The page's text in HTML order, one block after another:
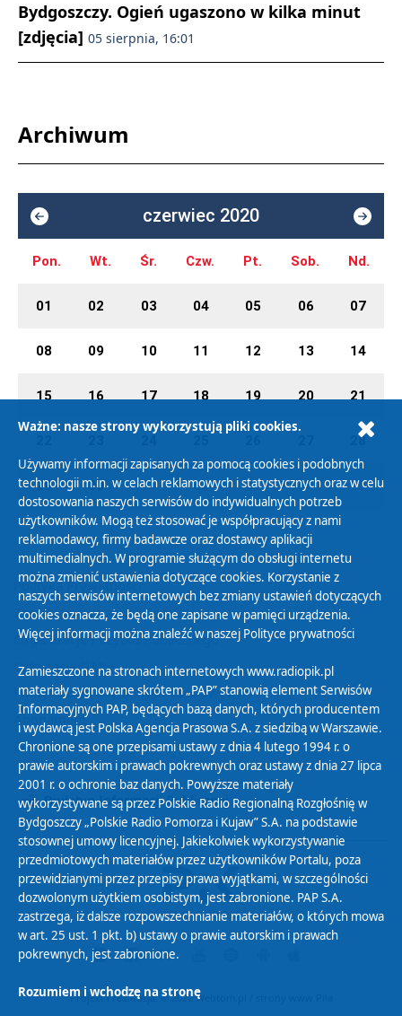
Bydgoszczy. Ogień ugaszono w kilka minut
[zdjęcia] 05 sierpnia, 16:01
Archiwum
czerwiec 2020
Pon. Wt. Śr. Czw. Pt. Sob. Nd.
01 02 03 04 05 06 07
08 09 10 11 12 13 14
15 16 17 18 19 20 21
28
29 30 01 02 03 04 05
Polityka Prywatności
Zasady korzystania z Serwisu
Organizacje Pożytku Publicznego
Cyfryzacja DAB+
Polityka ochrony danych osobowych
Abonament
Zamówienia publiczne
Biuletyn Informacji Publicznej
Projekt i realizacja: © 2022Webtom.pl
Ważne: nasze strony wykorzystują pliki cookies.
Używamy informacji zapisanych za pomocą cookies i podobnych
technologii m.in. w celach reklamowych i statystycznych oraz w celu
dostosowania naszych serwisów do indywidualnych potrzeb
użytkowników. Mogą też stosować je współpracujący z nami
reklamodawcy, firmy badawcze oraz dostawcy aplikacji
multimedialnych. W programie służącym do obsługi internetu
można zmienić ustawienia dotyczące cookies. Korzystanie z
naszych serwisów internetowych bez zmiany ustawień dotyczących
cookies oznacza, że będą one zapisane w pamięci urządzenia.
Więcej informacji można znaleźć w naszej Polityce prywatności
Zamieszczone na stronach internetowych www.radiopik.pl
materiały sygnowane skrótem „PAP” stanowią element Serwisów
Informacyjnych PAP, będących bazą danych, których producentem
i wydawcą jest Polska Agencja Prasowa S.A. z siedzibą w Warszawie.
Chronione są one przepisami ustawy z dnia 4 lutego 1994 r. o
prawie autorskim i prawach pokrewnych oraz ustawy z dnia 27 lipca
2001 r. o ochronie baz danych. Powyższe materiały
wykorzystywane są przez Polskie Radio Regionalną Rozgłośnię w
Bydgoszczy „Polskie Radio Pomorza i Kujaw” S.A. na podstawie
stosownej umowy licencyjnej. Jakiekolwiek wykorzystywanie
przedmiotowych materiałów przez użytkowników Portalu, poza
przewidzianymi przez przepisy prawa wyjątkami, w szczególności
dozwolonym użytkiem osobistym, jest zabronione. PAP S.A.
zastrzega, iż dalsze rozpowszechnianie materiałów, o których mowa
w art. 25 ust. 1 pkt. b) ustawy o prawie autorskim i prawach
pokrewnych, jest zabronione.
Rozumiem i wchodzę na stronę